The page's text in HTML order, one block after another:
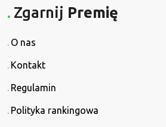
Zgarnij Premię
O nas
Kontakt
Regulamin
Polityka rankingowa